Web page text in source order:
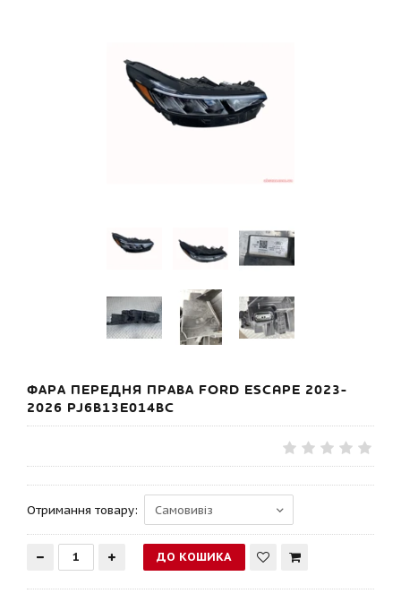
ФАРА ПЕРЕДНЯ ПРАВА FORD ESCAPE 2023-
2026 PJ6B13E014BC
Отримання товару: